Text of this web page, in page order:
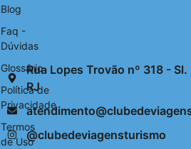
Rua Lopes Trovão nº 318 -
RJ
@clubedeviagensturismo
Blog
Faq -
Dúvidas
Glossário
Política de
Privacidade
Termos
de Uso